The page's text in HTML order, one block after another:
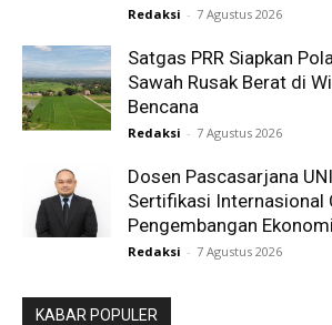
Redaksi - 7 Agustus 2026
Satgas PRR Siapkan
Sawah Rusak Berat di
Bencana
Redaksi - 7 Agustus 2026
Dosen Pascasarjana
Sertifikasi Internasional
Pengembangan
Redaksi - 7 Agustus 2026
KABAR POPULER